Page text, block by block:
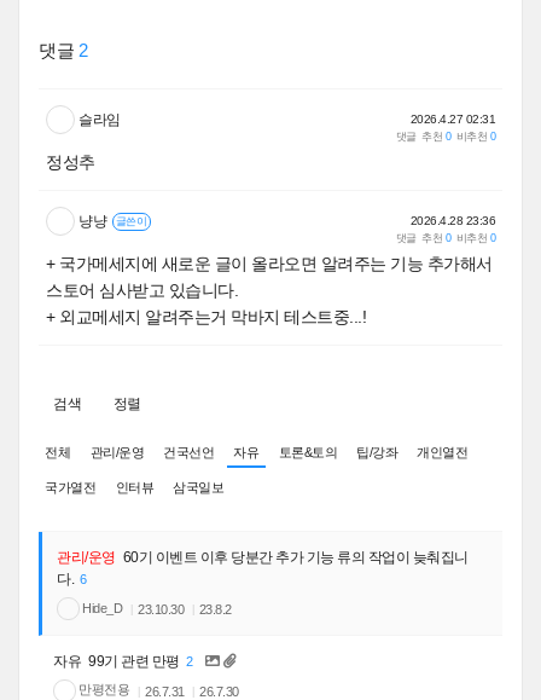
댓글 2
슬라임 2026.4.27 02:31
댓글 추천 0 비추천 0
정성추
냥냥 글쓴이 2026.4.28 23:36
댓글 추천 0 비추천 0
+ 국가메세지에 새로운 글이 올라오면 알려주는 기능 추가해서
스토어 심사받고 있습니다.
+ 외교메세지 알려주는거 막바지 테스트중...!
검색 정렬
전체 관리/운영 건국선언 자유 토론&토의 팁/강좌 개인열전
국가열전 인터뷰 삼국일보
관리/운영 60기 이벤트 이후 당분간 추가 기능 류의 작업이 늦춰집니
다. 6
Hide_D 23.10.30 23.8.2
자유 99기 관련 만평 2
만평전용
26.7.31 26.7.30